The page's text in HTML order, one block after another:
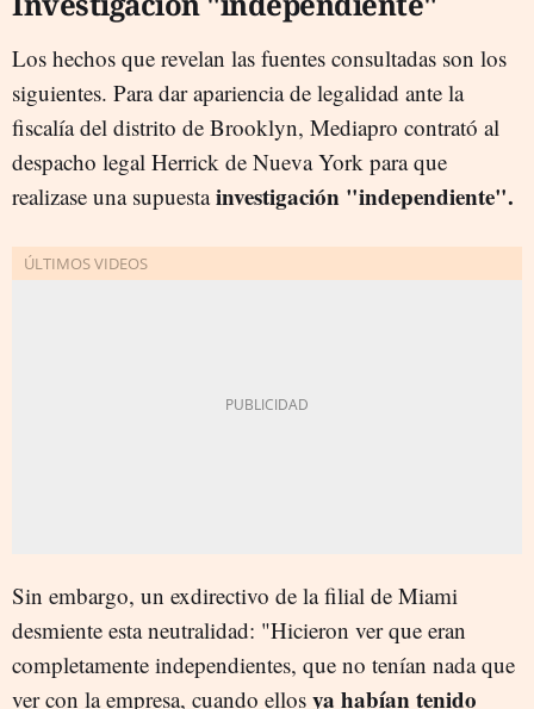
Los hechos que revelan las fuentes consultadas son los
siguientes. Para dar apariencia de legalidad ante la
fiscalía del distrito de Brooklyn, Mediapro contrató al
despacho legal Herrick de Nueva York para que
realizase una supuestainvestigación "independiente".
Sin embargo, un exdirectivo de la filial de Miami
desmiente esta neutralidad: "Hicieron ver que eran
completamente independientes, que no tenían nada que
ver con la empresa, cuando ellos ya habían tenido